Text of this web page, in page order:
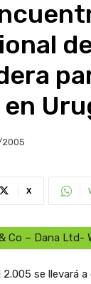
2005
X
Co – Dana Ltd-
2.005 se llevará